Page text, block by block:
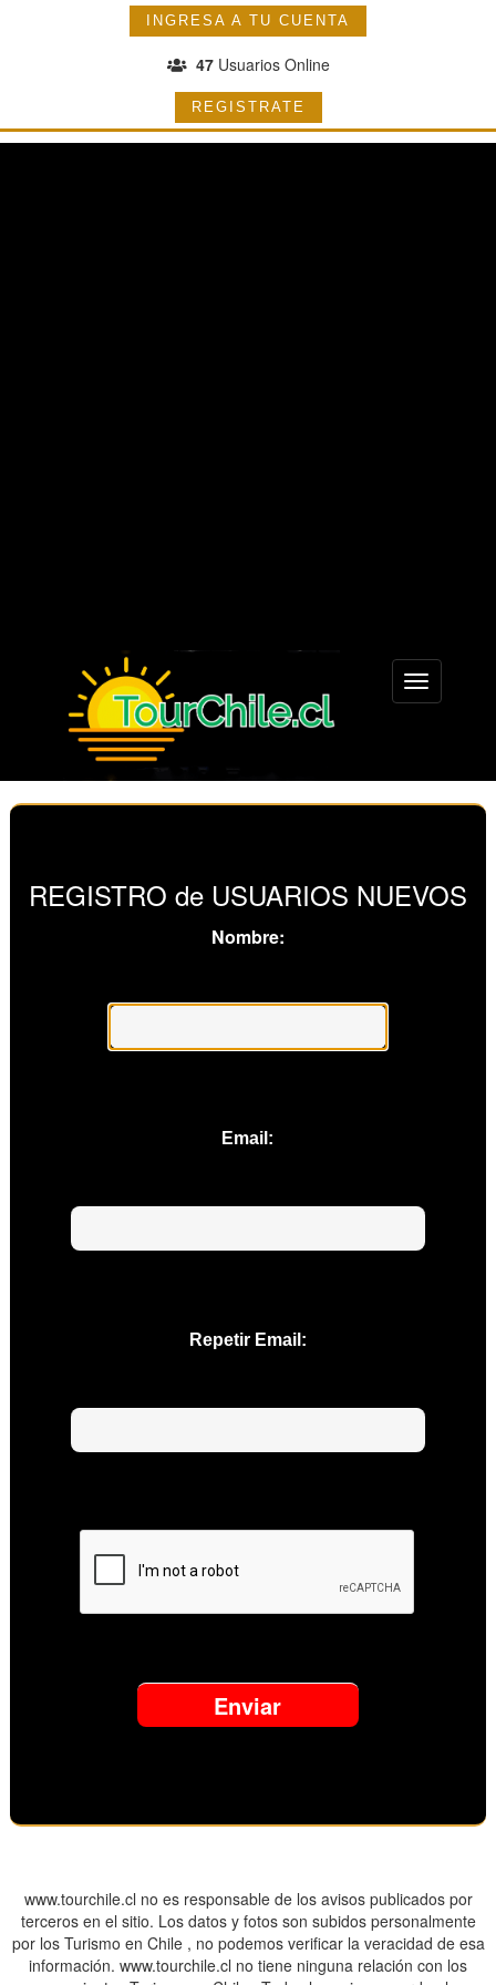
INGRESA A TU CUENTA
47Usuarios Online
REGISTRATE
Menu
REGISTRO de USUARIOS NUEVOS
Nombre:
Email:
Repetir Email:
www.tourchile.cl no es responsable de los avisos publicados por
terceros en el sitio. Los datos y fotos son subidos personalmente
por los Turismo en Chile , no podemos verificar la veracidad de esa
información. www.tourchile.cl no tiene ninguna relación con los